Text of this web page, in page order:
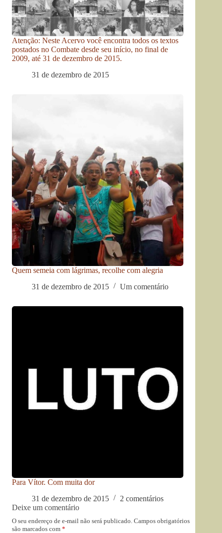
Atenção: Neste Acervo você encontra todos os textos
postados no Combate desde seu início, no final de
2009, até 31 de dezembro de 2015.
31 de dezembro de 2015
Quem semeia com lágrimas, recolhe com alegria
31 de dezembro de 2015
Um comentário
Para Vítor. Com muita dor
31 de dezembro de 2015
2 comentários
Deixe um comentário
O seu endereço de e-mail não será publicado. Campos obrigatórios
são marcados com *